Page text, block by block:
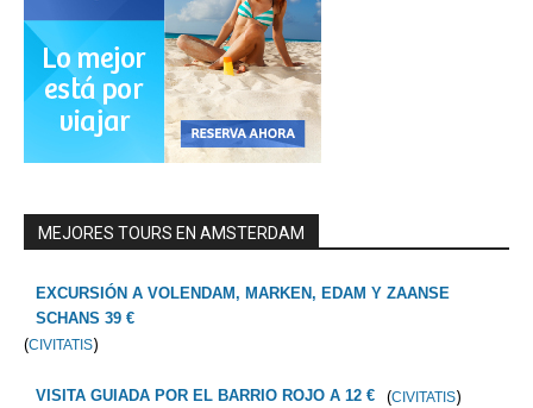
MEJORES TOURS EN AMSTERDAM
EXCURSIÓN A VOLENDAM, MARKEN, EDAM Y ZAANSE
SCHANS 39 €
(CIVITATIS)
VISITA GUIADA POR EL BARRIO ROJO A 12 € (CIVITATIS)